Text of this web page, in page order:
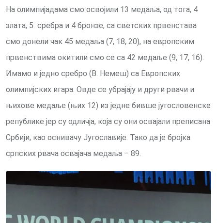
На олимпијадама смо освојили 13 медаља, од тога, 4
злата, 5 сребра и 4 бронзе, са светских првенстава
смо донели чак 45 медаља (7, 18, 20), на европским
првенствима окитили смо се са 42 медаље (9, 17, 16).
Имамо и једно сребро (В. Немеш) са Европских
олимпијских игара. Овде се убрајају и други рвачи и
њихове медаље (њих 12) из једне бивше југословенске
републике јер су одличја, која су они освајали преписана
Србији, као оснивачу Југославије. Тако да је бројка
српских рвача освајача медаља – 89.